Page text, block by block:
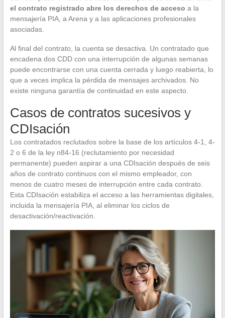
el contrato registrado abre los derechos de acceso a la
mensajería PIA, a Arena y a las aplicaciones profesionales
asociadas.
Al final del contrato, la cuenta se desactiva. Un contratado que
encadena dos CDD con una interrupción de algunas semanas
puede encontrarse con una cuenta cerrada y luego reabierta, lo
que a veces implica la pérdida de mensajes archivados. No
existe ninguna garantía de continuidad en este aspecto.
Casos de contratos sucesivos y
CDIsación
Los contratados reclutados sobre la base de los artículos 4-1, 4-
2 o 6 de la ley n84-16 (reclutamiento por necesidad
permanente) pueden aspirar a una CDIsación después de seis
años de contrato continuos con el mismo empleador, con
menos de cuatro meses de interrupción entre cada contrato.
Esta CDIsación estabiliza el acceso a las herramientas digitales,
incluida la mensajería PIA, al eliminar los ciclos de
desactivación/reactivación.